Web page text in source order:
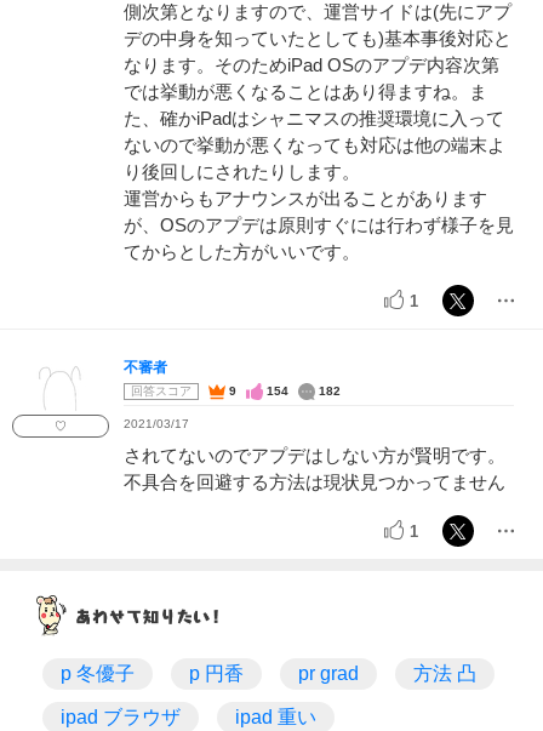
側次第となりますので、運営サイドは(先にアプ
デの中身を知っていたとしても)基本事後対応と
なります。そのためiPad OSのアプデ内容次第
では挙動が悪くなることはあり得ますね。ま
た、確かiPadはシャニマスの推奨環境に入って
ないので挙動が悪くなっても対応は他の端末よ
り後回しにされたりします。
運営からもアナウンスが出ることがあります
が、OSのアプデは原則すぐには行わず様子を見
てからとした方がいいです。
1
♡
不審者
回答スコア 9 154 182
2021/03/17
されてないのでアプデはしない方が賢明です。
不具合を回避する方法は現状見つかってません
1
p 冬優子 p 円香 pr grad 方法 凸
ipad ブラウザ ipad 重い